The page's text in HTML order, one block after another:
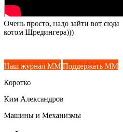
Очень просто, надо зайти вот сюда
котом Шредингера)))
Наш журнал ММ Поддержать ММ
Коротко
Ким Александров
Машины и Механизмы